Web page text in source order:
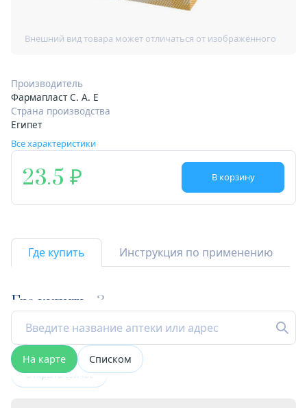
Производитель
Фармапласт С. А. Е
Страна производства
Египет
Все характеристики
23.5 В корзину
Где купить Инструкция по применению
Где купить 3
На карте Списком
Открыта сейчас